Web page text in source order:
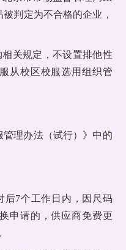
判定为不合格的企业，
关规定，不设置排他性
从校区校服选用组织管
理办法（试行）》中的
后7个工作日内，因尺码
申请的，供应商免费更